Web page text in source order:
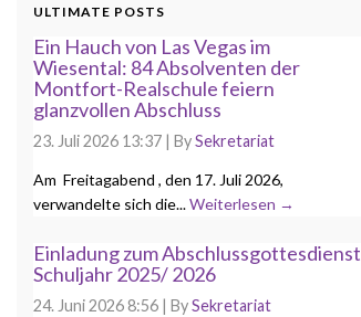
ULTIMATE POSTS
Ein Hauch von Las Vegas im
Wiesental: 84 Absolventen der
Montfort-Realschule feiern
glanzvollen Abschluss
23. Juli 2026 13:37 | BySekretariat
Am Freitagabend , den 17. Juli 2026,
verwandelte sich die...Weiterlesen →
Einladung zum Abschlussgottesdienst
Schuljahr 2025/ 2026
24. Juni 2026 8:56 | BySekretariat